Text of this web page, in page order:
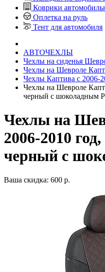
Коврики
Оплетка на руль
Тент для автомобиля
АВТОЧЕХЛЫ
Чехлы на сиденья
Чехлы на Шевроле
Чехлы Каптива с 2006-
Чехлы на Шевроле
черный с шоколадным
Чехлы на
2006-2010
черный с
Ваша скидка: 600 р.